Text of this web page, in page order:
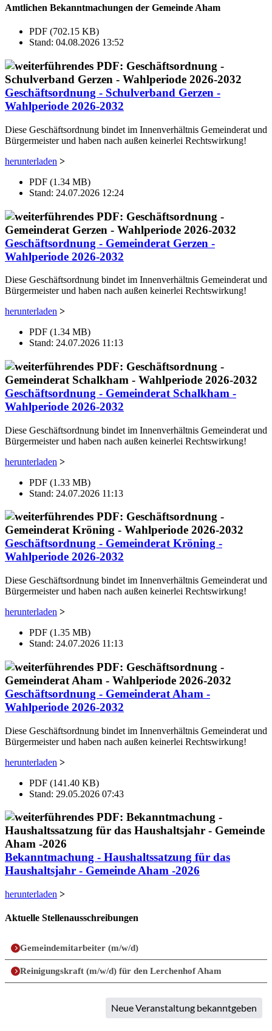
Amtlichen Bekanntmachungen der Gemeinde Aham
PDF (702.15 KB)
Stand: 04.08.2026 13:52
Geschäftsordnung - Schulverband Gerzen -
Wahlperiode 2026-2032
Diese Geschäftsordnung bindet im Innenverhältnis Gemeinderat und
Bürgermeister und haben nach außen keinerlei Rechtswirkung!
herunterladen >
PDF (1.34 MB)
Stand: 24.07.2026 12:24
Geschäftsordnung - Gemeinderat Gerzen -
Wahlperiode 2026-2032
Diese Geschäftsordnung bindet im Innenverhältnis Gemeinderat und
Bürgermeister und haben nach außen keinerlei Rechtswirkung!
herunterladen >
PDF (1.34 MB)
Stand: 24.07.2026 11:13
Geschäftsordnung - Gemeinderat Schalkham -
Wahlperiode 2026-2032
Diese Geschäftsordnung bindet im Innenverhältnis Gemeinderat und
Bürgermeister und haben nach außen keinerlei Rechtswirkung!
herunterladen >
PDF (1.33 MB)
Stand: 24.07.2026 11:13
Geschäftsordnung - Gemeinderat Kröning -
Wahlperiode 2026-2032
Diese Geschäftsordnung bindet im Innenverhältnis Gemeinderat und
Bürgermeister und haben nach außen keinerlei Rechtswirkung!
herunterladen >
PDF (1.35 MB)
Stand: 24.07.2026 11:13
Geschäftsordnung - Gemeinderat Aham -
Wahlperiode 2026-2032
Diese Geschäftsordnung bindet im Innenverhältnis Gemeinderat und
Bürgermeister und haben nach außen keinerlei Rechtswirkung!
herunterladen >
PDF (141.40 KB)
Stand: 29.05.2026 07:43
Bekanntmachung - Haushaltssatzung für das
Haushaltsjahr - Gemeinde Aham -2026
herunterladen >
Aktuelle Stellenausschreibungen
Gemeindemitarbeiter (m/w/d)
Reinigungskraft (m/w/d) für den Lerchenhof Aham